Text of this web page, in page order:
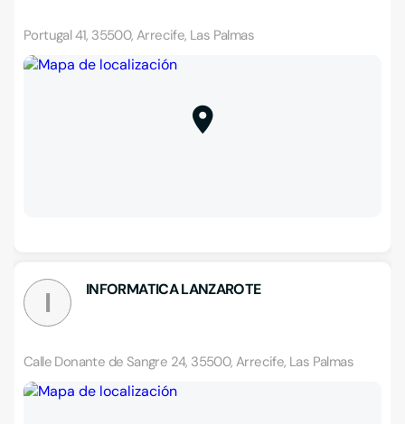
Portugal 41, 35500, Arrecife, Las Palmas
I INFORMATICA LANZAROTE
Calle Donante de Sangre 24, 35500, Arrecife, Las Palmas